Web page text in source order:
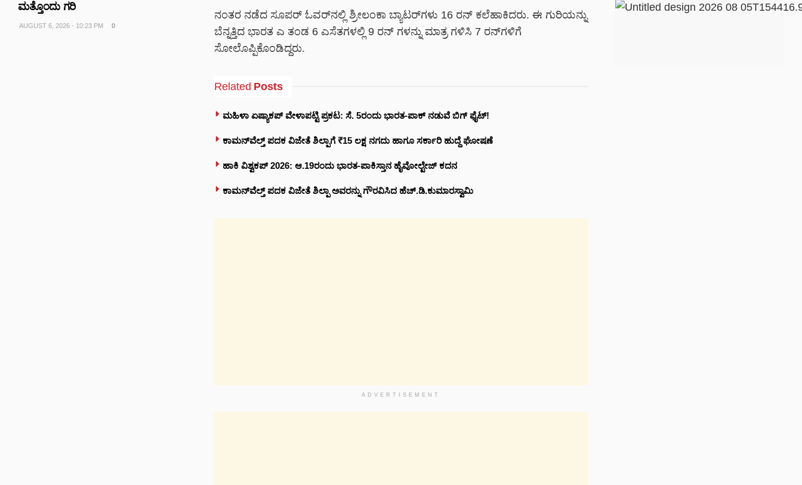
ನಂತರ ನಡೆದ ಸೂಪರ್ ಓವರ್‌ನಲ್ಲಿ ಶ್ರೀಲಂಕಾ ಬ್ಯಾಟರ್‌ಗಳು 16 ರನ್ ಕಲೆಹಾಕಿದರು. ಈ ಗುರಿಯನ್ನು
ಬೆನ್ನತ್ತಿದ ಭಾರತ ಎ ತಂಡ 6 ಎಸೆತಗಳಲ್ಲಿ 9 ರನ್ ಗಳನ್ನು ಮಾತ್ರ ಗಳಿಸಿ 7 ರನ್‌ಗಳಿಗೆ
ಸೋಲೊಪ್ಪಿಕೊಂಡಿದ್ದರು.
Related Posts
ಮಹಿಳಾ ಏಷ್ಯಾಕಪ್ ವೇಳಾಪಟ್ಟಿ ಪ್ರಕಟ: ಸೆ. 5ರಂದು ಭಾರತ-ಪಾಕ್‌ ನಡುವೆ ಬಿಗ್ ಫೈಟ್!
ಕಾಮನ್‌ವೆಲ್ತ್ ಪದಕ ವಿಜೇತೆ ಶಿಲ್ಪಾಗೆ ₹15 ಲಕ್ಷ ನಗದು ಹಾಗೂ ಸರ್ಕಾರಿ ಹುದ್ದೆ ಘೋಷಣೆ
ಹಾಕಿ ವಿಶ್ವಕಪ್ 2026: ಆ.19ರಂದು ಭಾರತ-ಪಾಕಿಸ್ತಾನ ಹೈವೋಲ್ಟೇಜ್ ಕದನ
ಕಾಮನ್‌ವೆಲ್ತ್ ಪದಕ ವಿಜೇತೆ ಶಿಲ್ಪಾ ಅವರನ್ನು ಗೌರವಿಸಿದ ಹೆಚ್.ಡಿ.ಕುಮಾರಸ್ವಾಮಿ
ADVERTISEMENT
ಮತ್ತೊಂದು ಗರಿ
AUGUST 6, 2026 - 10:23 PM 0